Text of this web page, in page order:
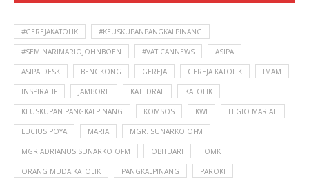
#GEREJAKATOLIK #KEUSKUPANPANGKALPINANG
#SEMINARIMARIOJOHNBOEN #VATICANNEWS ASIPA
ASIPA DESK BENGKONG GEREJA GEREJA KATOLIK IMAM
INSPIRATIF JAMBORE KATEDRAL KATOLIK
KEUSKUPAN PANGKALPINANG KOMSOS KWI LEGIO MARIAE
LUCIUS POYA MARIA MGR. SUNARKO OFM
MGR ADRIANUS SUNARKO OFM OBITUARI OMK
ORANG MUDA KATOLIK PANGKALPINANG PAROKI